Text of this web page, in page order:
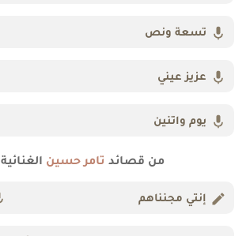
تسعة ونص
عزيز عيني
يوم واتنين
من قصائد تامر حسين الغنائية
إنتي مجنناهم